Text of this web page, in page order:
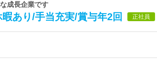
成長企業です
あり/手当充実/賞与年2回 正社員